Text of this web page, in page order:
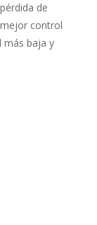
de
control
más baja y